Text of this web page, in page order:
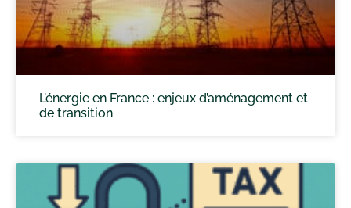
L’énergie en France : enjeux d’aménagement et
de transition